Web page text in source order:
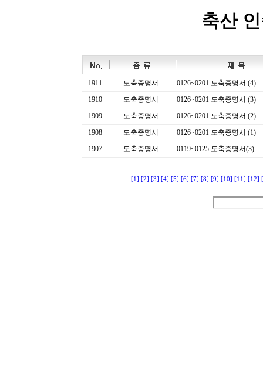
축산
1911 도축증명서
0126~0201 도축증명서 (4)
1910
도축증명서
0126~0201 도축증명서 (3)
1909
도축증명서
0126~0201 도축증명서 (2)
1908
도축증명서
0126~0201 도축증명서 (1)
1907
도축증명서 0119~0125 도축증명서(3)
[1] [2] [3] [4] [5] [6] [7] [8] [9] [10] [11] [12]